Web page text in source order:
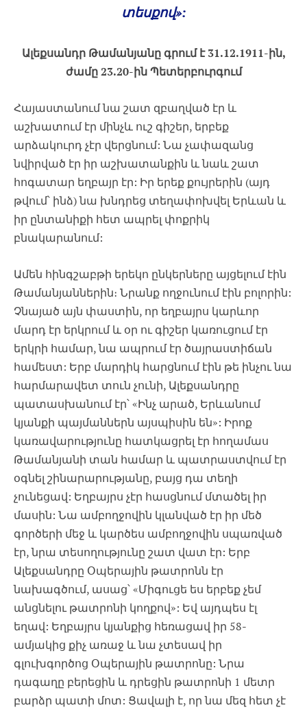
տեսքով»:
Ալեքսանդր Թամանյանը գրում է 31.12.1911-ին,
ժամը 23.20-ին Պետերբուրգում
Հայաստանում նա շատ զբաղված էր և
աշխատում էր մինչև ուշ գիշեր, երբեք
արձակուրդ չէր վերցնում: Նա չափազանց
նվիրված էր իր աշխատանքին և նաև շատ
հոգատար եղբայր էր: Իր երեք քույրերին (այդ
թվում՝ ինձ) նա խնդրեց տեղափոխվել Երևան և
իր ընտանիքի հետ ապրել փոքրիկ
բնակարանում:
Ամեն հինգշաբթի երեկո ընկերները այցելում էին
Թամանյաններին։ Նրանք ողջունում էին բոլորին:
Չնայած այն փաստին, որ եղբայրս կարևոր
մարդ էր երկրում և օր ու գիշեր կառուցում էր
երկրի համար, նա ապրում էր ծայրաստիճան
համեստ: Երբ մարդիկ հարցնում էին թե ինչու նա
հարմարավետ տուն չունի, Ալեքսանդրը
պատասխանում էր՝ «Ինչ արած, Երևանում
կյանքի պայմաններն այսպիսին են»: Իրոք
կառավարությունը հատկացրել էր հողամաս
Թամանյանի տան համար և պատրաստվում էր
օգնել շինարարությանը, բայց դա տեղի
չունեցավ: Եղբայրս չէր հասցնում մտածել իր
մասին: Նա ամբողջովին կլանված էր իր մեծ
գործերի մեջ և կարծես ամբողջովին սպառված
էր, նրա տեսողությունը շատ վատ էր: Երբ
Ալեքսանդրը Օպերային թատրոնն էր
նախագծում, ասաց՝ «Միգուցե ես երբեք չեմ
անցնելու թատրոնի կողքով»: Եվ այդպես էլ
եղավ: Եղբայրս կյանքից հեռացավ իր 58-
ամյակից քիչ առաջ և նա չտեսավ իր
գլուխգործոց Օպերային թատրոնը: Նրա
դագաղը բերեցին և դրեցին թատրոնի 1 մետր
բարձր պատի մոտ: Ցավալի է, որ նա մեզ հետ չէ